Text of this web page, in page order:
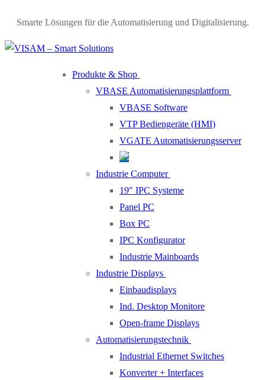
Smarte Lösungen für die Automatisierung und Digitalisierung.
Produkte & Shop
VBASE Automatisierungsplattform
VBASE Software
VTP Bediengeräte (HMI)
VGATE Automatisierungsserver
Industrie Computer
19″ IPC Systeme
Panel PC
Box PC
IPC Konfigurator
Industrie Mainboards
Industrie Displays
Einbaudisplays
Ind. Desktop Monitore
Open-frame Displays
Automatisierungstechnik
Industrial Ethernet Switches
Konverter + Interfaces